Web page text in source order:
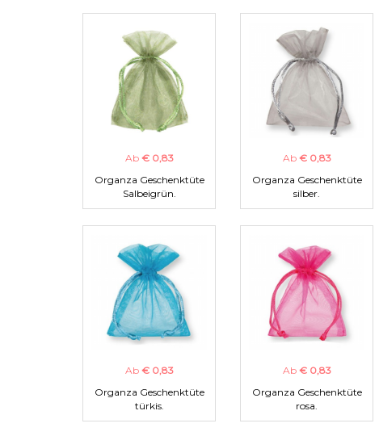
Ab € 0,83
Organza Geschenktüte
Salbeigrün.
Ab € 0,83
Organza Geschenktüte
silber.
Ab € 0,83
Organza Geschenktüte
türkis.
Ab € 0,83
Organza Geschenktüte
rosa.